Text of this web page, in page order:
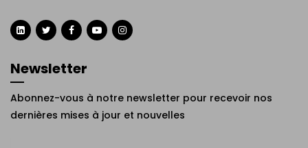
Newsletter
Abonnez-vous à notre newsletter pour recevoir nos
dernières mises à jour et nouvelles